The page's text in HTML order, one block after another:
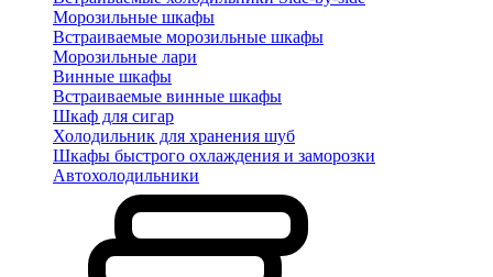
Морозильные шкафы
Встраиваемые морозильные шкафы
Морозильные лари
Винные шкафы
Встраиваемые винные шкафы
Шкаф для сигар
Холодильник для хранения шуб
Шкафы быстрого охлаждения и заморозки
Автохолодильники